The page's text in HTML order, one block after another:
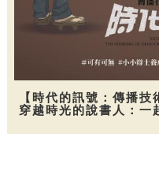
【時代的訊號：傳播
穿越時光的說書人：一